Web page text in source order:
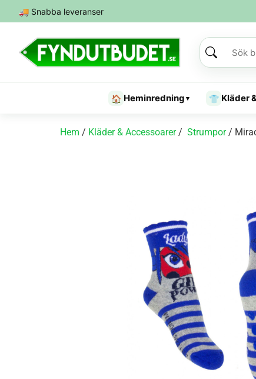
🚚 Snabba leveranser
🏠 Heminredning ▾ 👕 Kläder
Hem / Kläder & Accessoarer/ Strumpor/